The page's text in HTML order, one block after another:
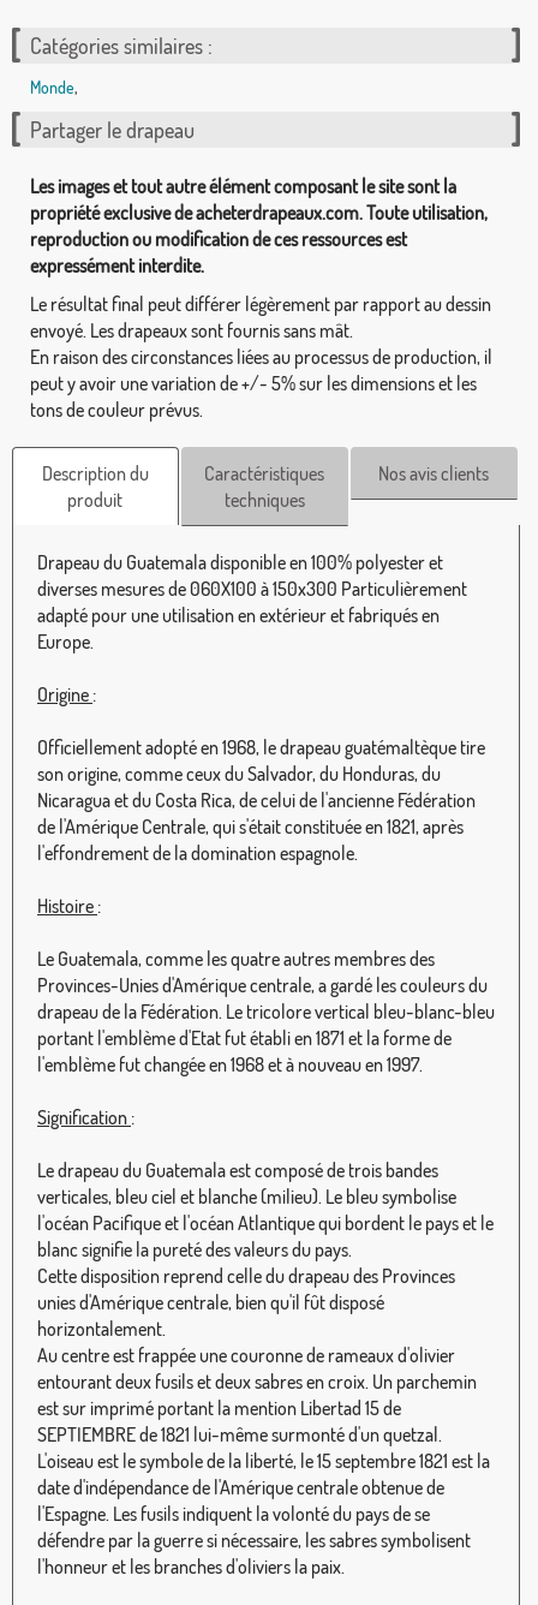
Catégories similaires :
Monde,
Partager le drapeau
Les images et tout autre élément composant le site sont la
propriété exclusive de acheterdrapeaux.com. Toute utilisation,
reproduction ou modification de ces ressources est
expressément interdite.
Le résultat final peut différer légèrement par rapport au dessin
envoyé. Les drapeaux sont fournis sans mât.
En raison des circonstances liées au processus de production, il
peut y avoir une variation de +/- 5% sur les dimensions et les
tons de couleur prévus.
Description du
produit
Caractéristiques
techniques
Nos avis clients
Drapeau du Guatemala disponible en 100% polyester et
diverses mesures de 060X100 à 150x300 Particulièrement
adapté pour une utilisation en extérieur et fabriqués en
Europe.
Origine :
Officiellement adopté en 1968, le drapeau guatémaltèque tire
son origine, comme ceux du Salvador, du Honduras, du
Nicaragua et du Costa Rica, de celui de l'ancienne Fédération
de l'Amérique Centrale, qui s'était constituée en 1821, après
l'effondrement de la domination espagnole.
Histoire :
Le Guatemala, comme les quatre autres membres des
Provinces-Unies d'Amérique centrale, a gardé les couleurs du
drapeau de la Fédération. Le tricolore vertical bleu-blanc-bleu
portant l'emblème d'Etat fut établi en 1871 et la forme de
l'emblème fut changée en 1968 et à nouveau en 1997.
Signification :
Le drapeau du Guatemala est composé de trois bandes
verticales, bleu ciel et blanche (milieu). Le bleu symbolise
l'océan Pacifique et l'océan Atlantique qui bordent le pays et le
blanc signifie la pureté des valeurs du pays.
Cette disposition reprend celle du drapeau des Provinces
unies d'Amérique centrale, bien qu'il fût disposé
horizontalement.
Au centre est frappée une couronne de rameaux d'olivier
entourant deux fusils et deux sabres en croix. Un parchemin
est sur imprimé portant la mention Libertad 15 de
SEPTIEMBRE de 1821 lui-même surmonté d'un quetzal.
L'oiseau est le symbole de la liberté, le 15 septembre 1821 est la
date d'indépendance de l'Amérique centrale obtenue de
l'Espagne. Les fusils indiquent la volonté du pays de se
défendre par la guerre si nécessaire, les sabres symbolisent
l'honneur et les branches d'oliviers la paix.